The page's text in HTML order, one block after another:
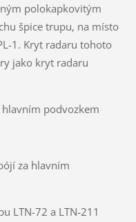
polokapkovitým
špice trupu, na místo
1. Kryt radaru tohoto
jako kryt radaru
hlavním podvozkem
za hlavním
LTN-72 a LTN-211